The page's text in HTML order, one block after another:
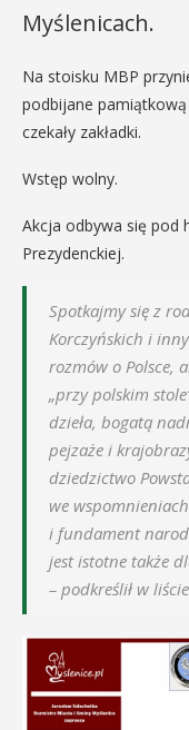
Myślenicach.
Na stoisku MBP
podbijane
czekały zakładki.
Wstęp wolny.
Akcja odbywa się pod
Prezydenckiej.
Spotkajmy się z
Korczyńskich i
rozmów o Polsce,
„przy polskim
dzieła, bogatą
pejzaże i
dziedzictwo
we
i fundament
jest istotne także
– podkreślił w